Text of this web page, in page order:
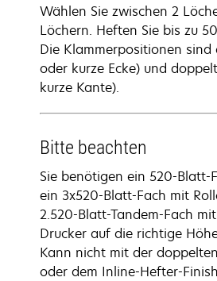
Wählen Sie zwischen 2
Löchern. Heften Sie bis zu
Die Klammerpositionen
oder kurze Ecke) und
kurze Kante).
Bitte beachten
Sie benötigen ein 520-Blatt-
ein 3x520-Blatt-Fach mit
2.520-Blatt-Tandem-Fach
Drucker auf die richtige
Kann nicht mit der
oder dem Inline-Hefter-